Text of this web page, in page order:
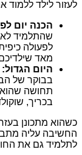
לעזור לילד ללמוד
הכנה יום
שהתלמיד לא
לפעולה
מאד
היום הגדול:
בבוקר של
תחושה שהוא
בכריך,
כשהוא מתכונן
החשיבה עליה
לתלמיד גם את